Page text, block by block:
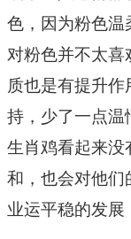
色，因为粉色温
对粉色并不太喜
质也是有提升
持，少了一点温
生肖鸡看起来没
和，也会对他们
业运平稳的发展